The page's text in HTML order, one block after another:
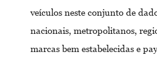
veículos neste conjunto de
nacionais, metropolitanos,
marcas bem estabelecidas e